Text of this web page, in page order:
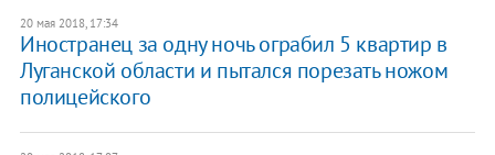
20 мая 2018, 17:34
Иностранец за одну ночь ограбил 5 квартир в
Луганской области и пытался порезать ножом
полицейского